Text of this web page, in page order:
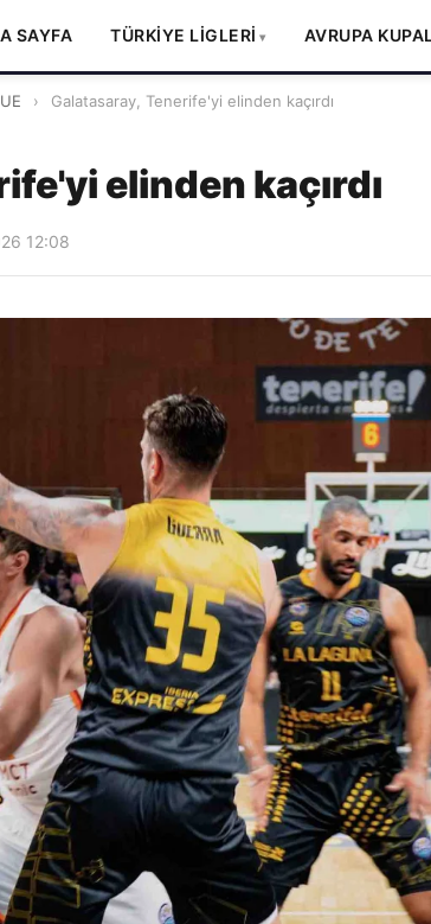
SAYFA TÜRKİYE LİGLERİ AVRUPA
› Galatasaray, Tenerife'yi elinden kaçırdı
elinden kaçırdı
12:08